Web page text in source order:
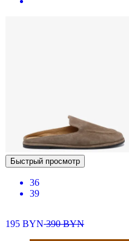
Быстрый просмотр
36
39
195 BYN390BYN